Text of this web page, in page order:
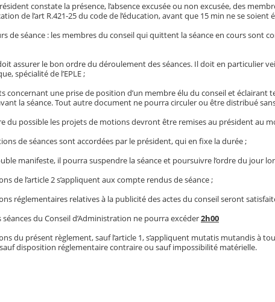
constate la présence, l’absence excusée ou non excusée, des
de l’art R.421-25 du code de l’éducation, avant que 15 min ne se
de séance : les membres du conseil qui quittent la séance en cours sont
assurer le bon ordre du déroulement des séances. Il doit en particulier
spécialité de l’EPLE ;
concernant une prise de position d’un membre élu du conseil et
la séance. Tout autre document ne pourra circuler ou être distribué
du possible les projets de motions devront être remises au président au
de séances sont accordées par le président, qui en fixe la durée ;
manifeste, il pourra suspendre la séance et poursuivre l’ordre du jour
de l’article 2 s’appliquent aux compte rendus de séance ;
réglementaires relatives à la publicité des actes du conseil seront
séances du Conseil d’Administration ne pourra excéder2h00
du présent règlement, sauf l’article 1, s’appliquent mutatis mutandis à
sauf disposition réglementaire contraire ou sauf impossibilité matérielle.